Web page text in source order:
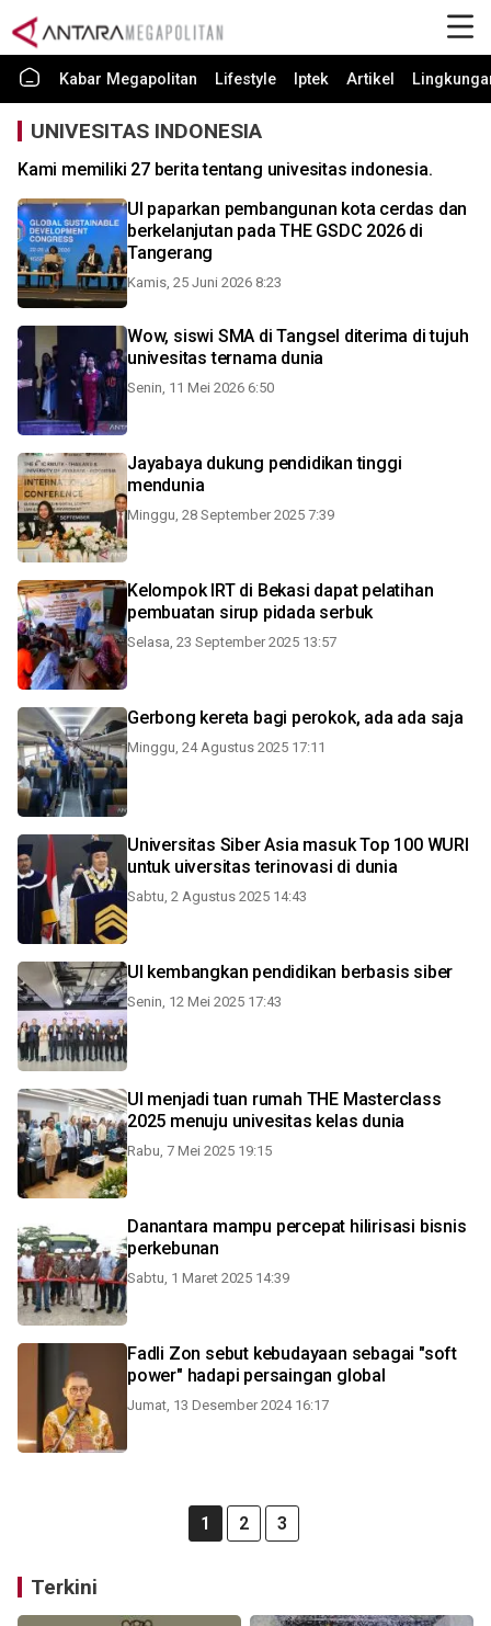
Kabar Megapolitan Lifestyle Iptek Artikel
UNIVESITAS INDONESIA
Kami memiliki 27 berita tentang univesitas indonesia.
UI paparkan pembangunan kota cerdas dan
berkelanjutan pada THE GSDC 2026 di
Tangerang
Kamis, 25 Juni 2026 8:23
Wow, siswi SMA di Tangsel diterima di tujuh
univesitas ternama dunia
Senin, 11 Mei 2026 6:50
Jayabaya dukung pendidikan tinggi
mendunia
Minggu, 28 September 2025 7:39
Kelompok IRT di Bekasi dapat pelatihan
pembuatan sirup pidada serbuk
Selasa, 23 September 2025 13:57
Gerbong kereta bagi perokok, ada ada saja
Minggu, 24 Agustus 2025 17:11
Universitas Siber Asia masuk Top 100 WURI
untuk uiversitas terinovasi di dunia
Sabtu, 2 Agustus 2025 14:43
UI kembangkan pendidikan berbasis siber
Senin, 12 Mei 2025 17:43
UI menjadi tuan rumah THE Masterclass
2025 menuju univesitas kelas dunia
Rabu, 7 Mei 2025 19:15
Danantara mampu percepat hilirisasi bisnis
perkebunan
Sabtu, 1 Maret 2025 14:39
Fadli Zon sebut kebudayaan sebagai "soft
power" hadapi persaingan global
Jumat, 13 Desember 2024 16:17
1 2 3
Terkini